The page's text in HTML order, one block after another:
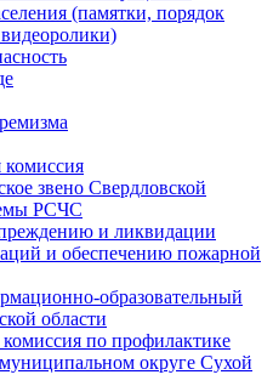
(памятки, порядок
комиссия
звено Свердловской
РСЧС
и ликвидации
и обеспечению пожарной
образовательный
области
по профилактике
округе Сухой